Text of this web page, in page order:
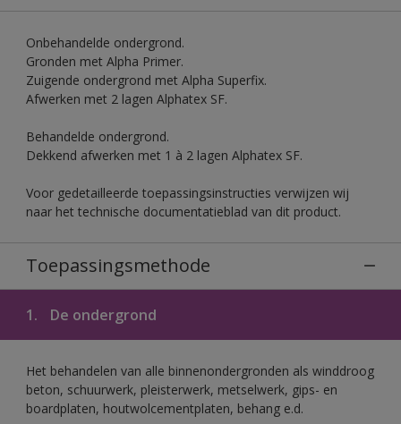
Onbehandelde ondergrond.
Gronden met Alpha Primer.
Zuigende ondergrond met Alpha Superfix.
Afwerken met 2 lagen Alphatex SF.
Behandelde ondergrond.
Dekkend afwerken met 1 à 2 lagen Alphatex SF.
Voor gedetailleerde toepassingsinstructies verwijzen wij
naar het technische documentatieblad van dit product.
Toepassingsmethode
1. De ondergrond
Het behandelen van alle binnenondergronden als winddroog
beton, schuurwerk, pleisterwerk, metselwerk, gips- en
boardplaten, houtwolcementplaten, behang e.d.